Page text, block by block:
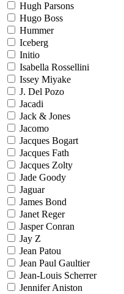
Hugh Parsons
Hugo Boss
Hummer
Iceberg
Initio
Isabella Rossellini
Issey Miyake
J. Del Pozo
Jacadi
Jack & Jones
Jacomo
Jacques Bogart
Jacques Fath
Jacques Zolty
Jade Goody
Jaguar
James Bond
Janet Reger
Jasper Conran
Jay Z
Jean Patou
Jean Paul Gaultier
Jean-Louis Scherrer
Jennifer Aniston